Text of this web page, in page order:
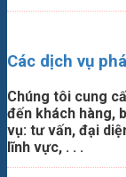
Các dịch vụ
Chúng tôi cung
đến khách hàng,
vụ: tư vấn, đại
lĩnh vực, . . .